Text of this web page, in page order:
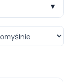
▾